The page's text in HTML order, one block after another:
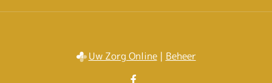
Uw Zorg Online| Beheer